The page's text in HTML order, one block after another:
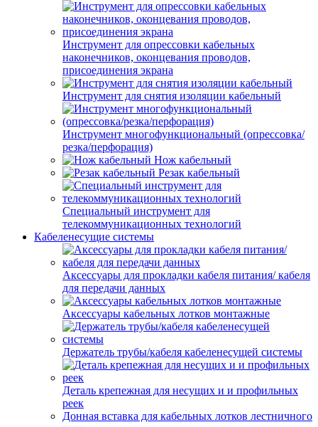
Инструмент для опрессовки кабельных
наконечников, оконцевания проводов,
присоединения экрана
Инструмент для снятия изоляции кабельный
Инструмент многофункциональный (опрессовка/
резка/перфорация)
Нож кабельный
Резак кабельный
Специальный инструмент для
телекоммуникационных технологий
Кабеленесущие системы
Аксессуары для прокладки кабеля питания/ кабеля
для передачи данных
Аксессуары кабельных лотков монтажные
Держатель трубы/кабеля кабеленесущей системы
Деталь крепежная для несущих и и профильных
реек
Донная вставка для кабельных лотков лестничного